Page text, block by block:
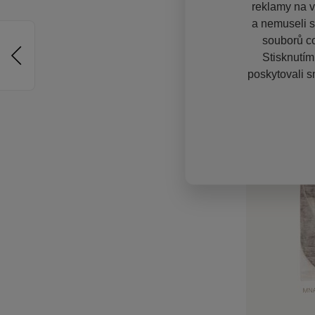
reklamy na
a nemuseli
souborů
poskytovali